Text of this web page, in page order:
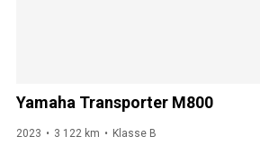
Yamaha Transporter M800
2023 3 122 km Klasse B